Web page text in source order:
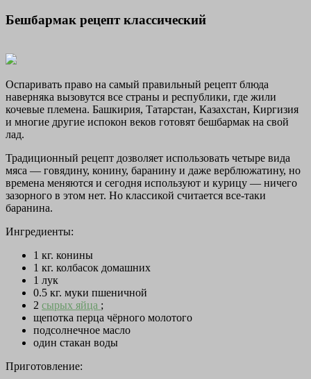
Бешбармак рецепт классический
Оспаривать право на самый правильный рецепт блюда
наверняка вызовутся все страны и республики, где жили
кочевые племена. Башкирия, Татарстан, Казахстан, Киргизия
и многие другие испокон веков готовят бешбармак на свой
лад.
Традиционный рецепт дозволяет использовать четыре вида
мяса — говядину, конину, баранину и даже верблюжатину, но
времена меняются и сегодня используют и курицу — ничего
зазорного в этом нет. Но классикой считается все-таки
баранина.
Ингредиенты:
1 кг. конины
1 кг. колбасок домашних
1 лук
0.5 кг. муки пшеничной
2 сырых яйца ;
щепотка перца чёрного молотого
подсолнечное масло
один стакан воды
Приготовление: